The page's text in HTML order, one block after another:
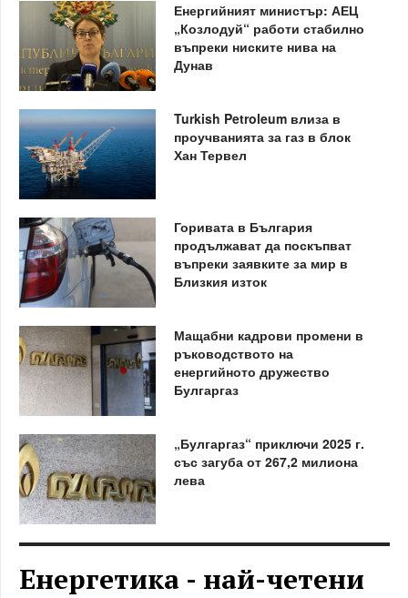
Енергийният министър: АЕЦ
„Козлодуй“ работи стабилно
въпреки ниските нива на
Дунав
Turkish Petroleum влиза в
проучванията за газ в блок
Хан Тервел
Горивата в България
продължават да поскъпват
въпреки заявките за мир в
Близкия изток
Мащабни кадрови промени в
ръководството на
енергийното дружество
Булгаргаз
„Булгаргаз“ приключи 2025 г.
със загуба от 267,2 милиона
лева
Енергетика - най-четени